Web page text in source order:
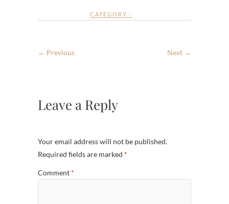
CATEGORY :
← Previous Next →
Leave a Reply
Your email address will not be published.
Required fields are marked *
Comment *